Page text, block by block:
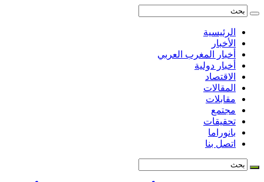
الرئيسية
الأخبار
أخبار المغرب العربي
أخبار دولية
الاقتصاد
المقالات
مقابلات
مجتمع
تحقيقات
بانوراما
اتصل بنا